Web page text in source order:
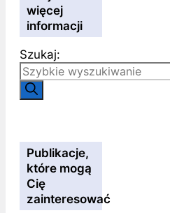
więcej
informacji
Szukaj:
Publikacje,
które mogą
Cię
zainteresować